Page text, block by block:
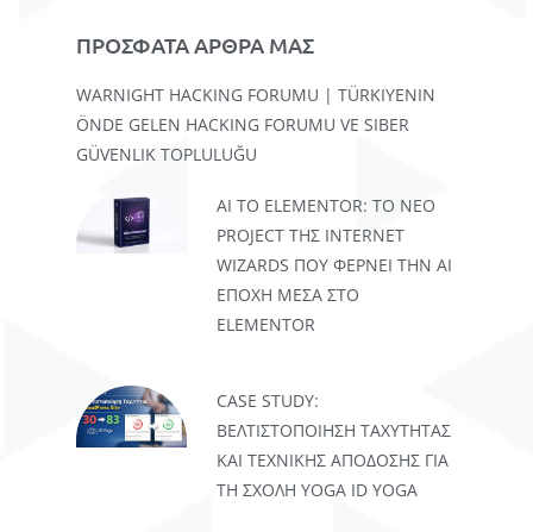
ΠΡΟΣΦΑΤΑ ΑΡΘΡΑ ΜΑΣ
WARNIGHT HACKING FORUMU | TÜRKIYENIN
ÖNDE GELEN HACKING FORUMU VE SIBER
GÜVENLIK TOPLULUĞU
AI TO ELEMENTOR: ΤΟ ΝΈΟ
PROJECT ΤΗΣ INTERNET
WIZARDS ΠΟΥ ΦΈΡΝΕΙ ΤΗΝ AI
ΕΠΟΧΉ ΜΈΣΑ ΣΤΟ
ELEMENTOR
CASE STUDY:
ΒΕΛΤΙΣΤΟΠΟΊΗΣΗ ΤΑΧΎΤΗΤΑΣ
ΚΑΙ ΤΕΧΝΙΚΉΣ ΑΠΌΔΟΣΗΣ ΓΙΑ
ΤΗ ΣΧΟΛΉ YOGA ID YOGA